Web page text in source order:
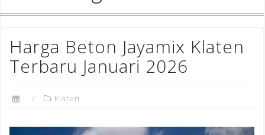
Harga Beton Jayamix Klaten
Terbaru Januari 2026
Klaten